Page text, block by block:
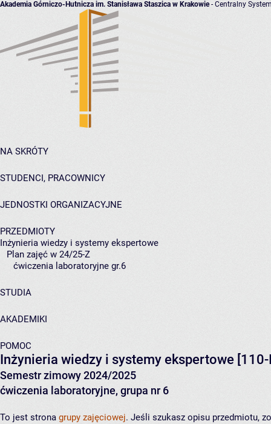
Akademia Górniczo-Hutnicza im. Stanisława Staszica w Krakowie- Centralny
NA SKRÓTY
STUDENCI, PRACOWNICY
JEDNOSTKI ORGANIZACYJNE
PRZEDMIOTY
Inżynieria wiedzy i systemy ekspertowe
Plan zajęć w 24/25-Z
ćwiczenia laboratoryjne gr.6
STUDIA
AKADEMIKI
POMOC
Inżynieria wiedzy i systemy ekspertowe
Semestr zimowy 2024/2025
ćwiczenia laboratoryjne, grupa nr 6
To jest strona grupy zajęciowej. Jeśli szukasz opisu przedmiotu,